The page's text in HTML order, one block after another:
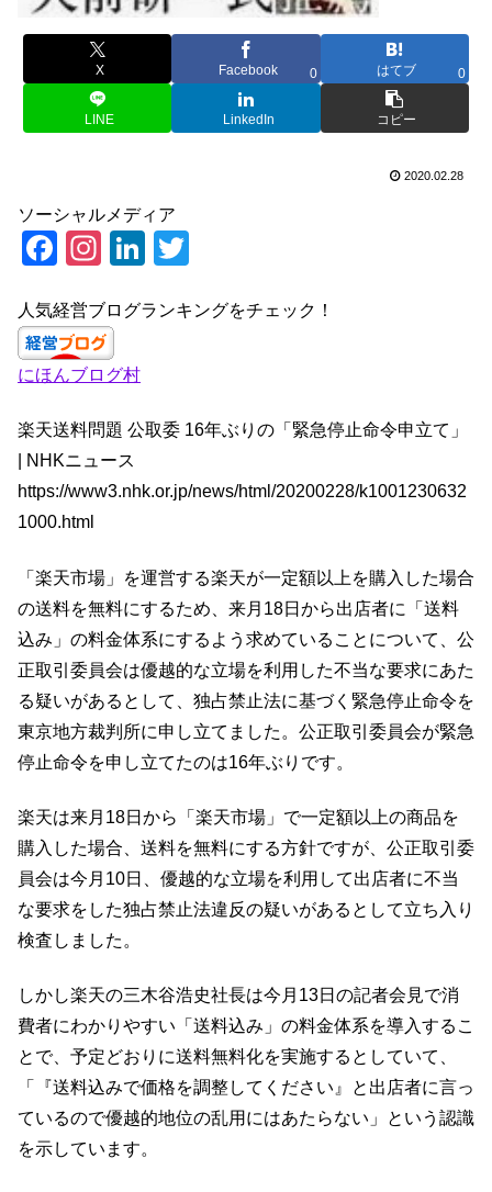
X Facebook 0 はてブ 0
LINE LinkedIn コピー
2020.02.28
ソーシャルメディア
F
c
e
b
o
o
k
In
a
gr
a
m
Li
k
n
tt
人気経営ブログランキングをチェック！
にほんブログ村
楽天送料問題 公取委 16年ぶりの「緊急停止命令申立て」
| NHKニュース
https://www3.nhk.or.jp/news/html/20200228/k1001230632
1000.html
「楽天市場」を運営する楽天が一定額以上を購入した場合
の送料を無料にするため、来月18日から出店者に「送料
込み」の料金体系にするよう求めていることについて、公
正取引委員会は優越的な立場を利用した不当な要求にあた
る疑いがあるとして、独占禁止法に基づく緊急停止命令を
東京地方裁判所に申し立てました。公正取引委員会が緊急
停止命令を申し立てたのは16年ぶりです。
楽天は来月18日から「楽天市場」で一定額以上の商品を
購入した場合、送料を無料にする方針ですが、公正取引委
員会は今月10日、優越的な立場を利用して出店者に不当
な要求をした独占禁止法違反の疑いがあるとして立ち入り
検査しました。
しかし楽天の三木谷浩史社長は今月13日の記者会見で消
費者にわかりやすい「送料込み」の料金体系を導入するこ
とで、予定どおりに送料無料化を実施するとしていて、
「『送料込みで価格を調整してください』と出店者に言っ
ているので優越的地位の乱用にはあたらない」という認識
を示しています。